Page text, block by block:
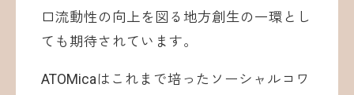
口流動性の向上を図る地方創生の一環とし
ても期待されています。
ATOMicaはこれまで培ったソーシャルコワ